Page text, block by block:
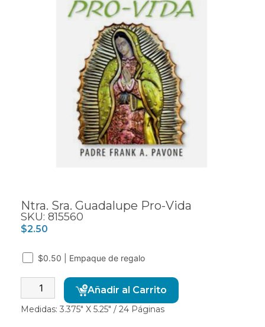
Ntra. Sra. Guadalupe Pro-Vida
SKU: 815560
$2.50
$0.50 | Empaque de regalo
Añadir al Carrito
Medidas: 3.375″ X 5.25″ / 24 Páginas